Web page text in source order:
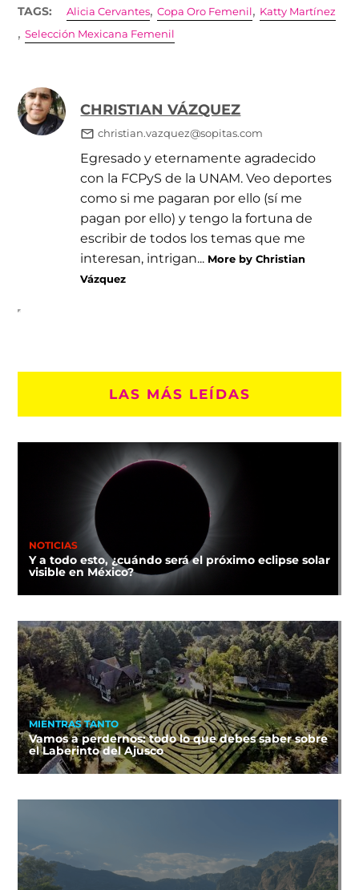
TAGS: Alicia Cervantes,Copa Oro Femenil , Katty Martínez
,Selección Mexicana Femenil
CHRISTIAN VÁZQUEZ
christian.vazquez@sopitas.com
Egresado y eternamente agradecido
con la FCPyS de la UNAM. Veo deportes
como si me pagaran por ello (sí me
pagan por ello) y tengo la fortuna de
escribir de todos los temas que me
interesan, intrigan... More by Christian
Vázquez
LAS MÁS LEÍDAS
NOTICIAS
Y a todo esto, ¿cuándo será el próximo eclipse solar
visible en México?
MIENTRAS TANTO
Vamos a perdernos: todo lo que debes saber sobre
el Laberinto del Ajusco